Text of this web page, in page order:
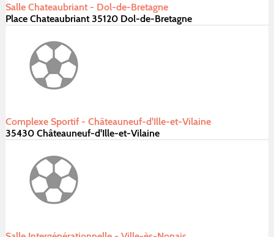
Salle Chateaubriant - Dol-de-Bretagne
Place Chateaubriant 35120 Dol-de-Bretagne
Complexe Sportif - Châteauneuf-d'Ille-et-Vilaine
35430 Châteauneuf-d'Ille-et-Vilaine